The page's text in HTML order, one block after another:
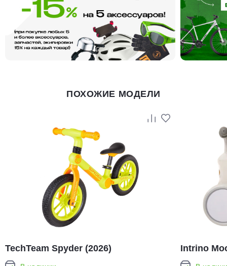
ПОХОЖИЕ МОДЕЛИ
TechTeam Spyder (2026) Intrino